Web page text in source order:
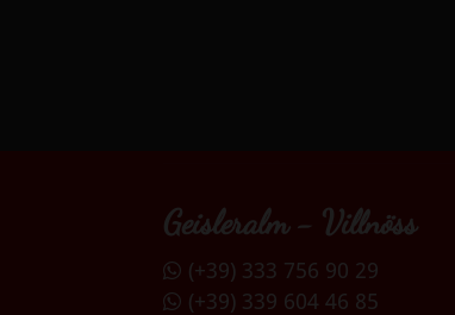
Geisleralm - Villnöss
(+39) 333 756 90 29
(+39) 339 604 46 85